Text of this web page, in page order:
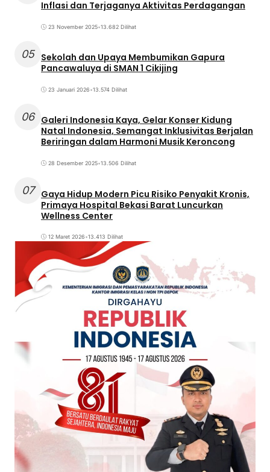
Inflasi dan Terjaganya Aktivitas Perdagangan
23 November 2025•13.682 Dilihat
05 Sekolah dan Upaya Membumikan Gapura
Pancawaluya di SMAN 1 Cikijing
23 Januari 2026•13.574 Dilihat
06 Galeri Indonesia Kaya, Gelar Konser Kidung
Natal Indonesia, Semangat Inklusivitas Berjalan
Beriringan dalam Harmoni Musik Keroncong
28 Desember 2025•13.506 Dilihat
07
Gaya Hidup Modern Picu Risiko Penyakit Kronis,
Primaya Hospital Bekasi Barat Luncurkan
Wellness Center
12 Maret 2026•13.413 Dilihat